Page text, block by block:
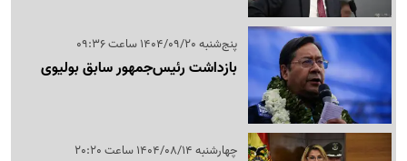
پنج‌شنبه 1404/09/20 ساعت 09:36
بازداشت رئیس‌جمهور سابق بولیوی
چهارشنبه 1404/08/14 ساعت 20:20